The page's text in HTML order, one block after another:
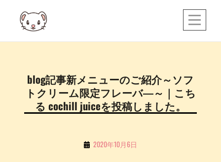
content
blog記事新メニューのご紹介～ソフ
トクリーム限定フレーバ―～｜こち
る cochill juiceを投稿しました。
By 2020年10月6日
投
稿
ビ